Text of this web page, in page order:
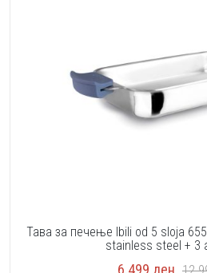
Тава за печење Ibili od 5 sloja
stainless steel + 3
6.499 ден